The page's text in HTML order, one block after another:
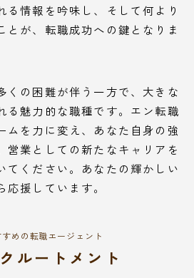
る情報を吟味し、そして何より
とが、転職成功への鍵となりま
くの困難が伴う一方で、大きな
る魅力的な職種です。エン転職
ムを力に変え、あなた自身の強
営業としての新たなキャリアを
てください。あなたの輝かしい
援しています。
めの転職エージェント
ルートメント